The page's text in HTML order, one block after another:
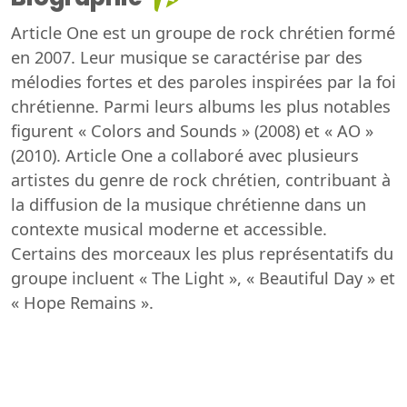
Article One est un groupe de rock chrétien formé
en 2007. Leur musique se caractérise par des
mélodies fortes et des paroles inspirées par la foi
chrétienne. Parmi leurs albums les plus notables
figurent « Colors and Sounds » (2008) et « AO »
(2010). Article One a collaboré avec plusieurs
artistes du genre de rock chrétien, contribuant à
la diffusion de la musique chrétienne dans un
contexte musical moderne et accessible.
Certains des morceaux les plus représentatifs du
groupe incluent « The Light », « Beautiful Day » et
« Hope Remains ».